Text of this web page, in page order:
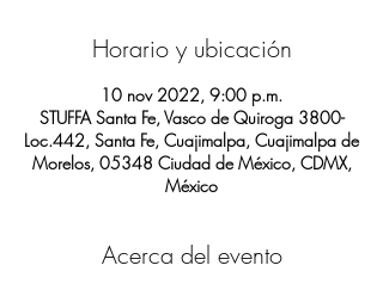
Horario y ubicación
10 nov 2022, 9:00 p.m.
STUFFA Santa Fe, Vasco de Quiroga 3800-
Loc.442, Santa Fe, Cuajimalpa, Cuajimalpa de
Morelos, 05348 Ciudad de México, CDMX,
México
Acerca del evento